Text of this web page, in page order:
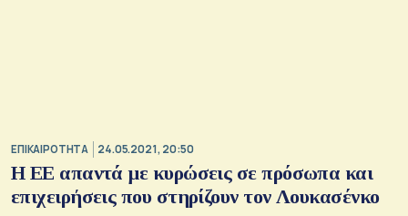
ΕΠΙΚΑΙΡΟΤΗΤΑ 24.05.2021, 20:50
H EE απαντά με κυρώσεις σε πρόσωπα και
επιχειρήσεις που στηρίζουν τον Λουκασένκο